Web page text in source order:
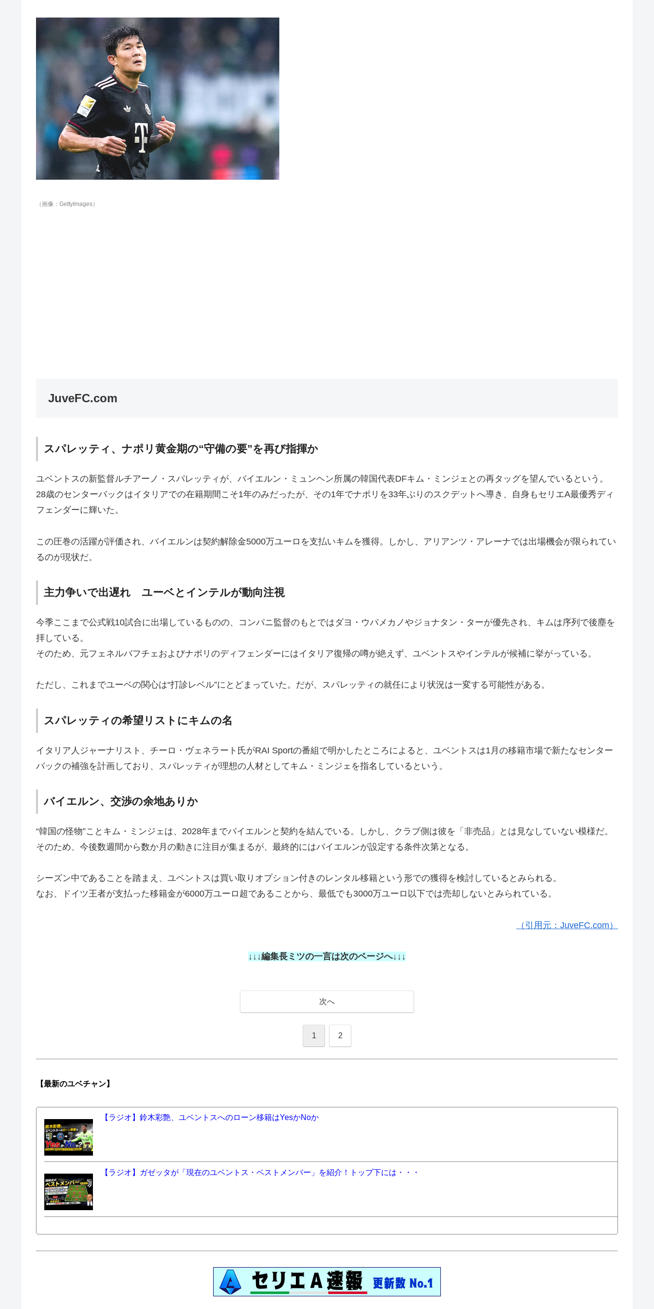
（画像：GettyImages）
JuveFC.com
スパレッティ、ナポリ黄金期の“守備の要”を再び指揮か
ユベントスの新監督ルチアーノ・スパレッティが、バイエルン・ミュンヘン所属の韓国代表DFキム・ミンジェとの再タッグを望んでいるという。
28歳のセンターバックはイタリアでの在籍期間こそ1年のみだったが、その1年でナポリを33年ぶりのスクデットへ導き、自身もセリエA最優秀ディ
フェンダーに輝いた。
この圧巻の活躍が評価され、バイエルンは契約解除金5000万ユーロを支払いキムを獲得。しかし、アリアンツ・アレーナでは出場機会が限られてい
るのが現状だ。
主力争いで出遅れ ユーベとインテルが動向注視
今季ここまで公式戦10試合に出場しているものの、コンパニ監督のもとではダヨ・ウパメカノやジョナタン・ターが優先され、キムは序列で後塵を
拝している。
そのため、元フェネルバフチェおよびナポリのディフェンダーにはイタリア復帰の噂が絶えず、ユベントスやインテルが候補に挙がっている。
ただし、これまでユーベの関心は“打診レベル”にとどまっていた。だが、スパレッティの就任により状況は一変する可能性がある。
スパレッティの希望リストにキムの名
イタリア人ジャーナリスト、チーロ・ヴェネラート氏がRAI Sportの番組で明かしたところによると、ユベントスは1月の移籍市場で新たなセンター
バックの補強を計画しており、スパレッティが理想の人材としてキム・ミンジェを指名しているという。
バイエルン、交渉の余地ありか
“韓国の怪物”ことキム・ミンジェは、2028年までバイエルンと契約を結んでいる。しかし、クラブ側は彼を「非売品」とは見なしていない模様だ。
そのため、今後数週間から数か月の動きに注目が集まるが、最終的にはバイエルンが設定する条件次第となる。
シーズン中であることを踏まえ、ユベントスは買い取りオプション付きのレンタル移籍という形での獲得を検討しているとみられる。
なお、ドイツ王者が支払った移籍金が6000万ユーロ超であることから、最低でも3000万ユーロ以下では売却しないとみられている。
（引用元：JuveFC.com）
↓↓↓編集長ミツの一言は次のページへ↓↓↓
次へ
1 2
【最新のユベチャン】
【ラジオ】鈴木彩艶、ユベントスへのローン移籍はYesかNoか
【ラジオ】ガゼッタが「現在のユベントス・ベストメンバー」を紹介！トップ下には・・・